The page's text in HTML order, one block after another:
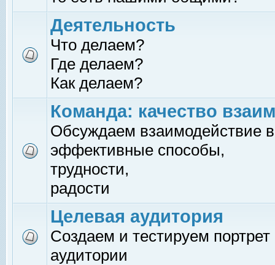
Деятельность
Что делаем?
Где делаем?
Как делаем?
Команда: качество
Обсуждаем взаимодействие
эффективные способы,
трудности,
радости
Целевая аудитория
Создаем и тестируем
аудитории